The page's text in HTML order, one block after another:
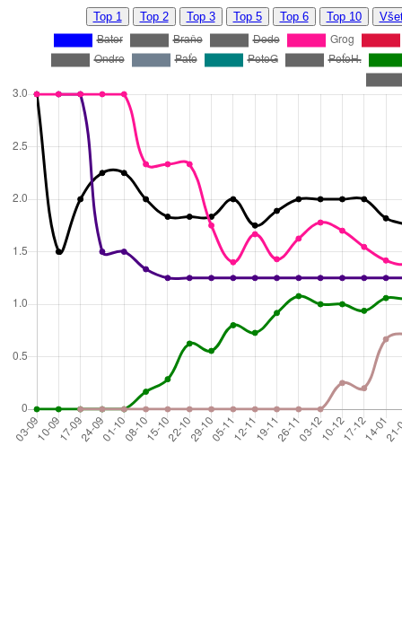
Top 1 Top 2 Top 3 Top 5 Top 6 Top 10